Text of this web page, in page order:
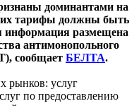
доминантами на
их тарифы должны быть
информация размещена
антимонопольного
сообщает БЕЛТА.
рынков: услуг
по предоставлению